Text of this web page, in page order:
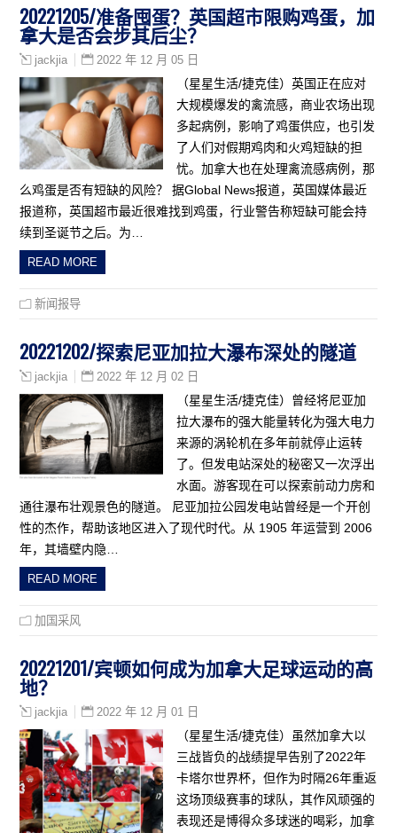
20221205/准备囤蛋？英国超市限购鸡蛋，加
拿大是否会步其后尘？
jackjia 2022 年 12 月 05 日
（星星生活/捷克佳）英国正在应对
大规模爆发的禽流感，商业农场出现
多起病例，影响了鸡蛋供应，也引发
了人们对假期鸡肉和火鸡短缺的担
忧。加拿大也在处理禽流感病例，那
么鸡蛋是否有短缺的风险？ 据Global News报道，英国媒体最近
报道称，英国超市最近很难找到鸡蛋，行业警告称短缺可能会持
续到圣诞节之后。为…
READ MORE
新闻报导
20221202/探索尼亚加拉大瀑布深处的隧道
jackjia 2022 年 12 月 02 日
（星星生活/捷克佳）曾经将尼亚加
拉大瀑布的强大能量转化为强大电力
来源的涡轮机在多年前就停止运转
了。但发电站深处的秘密又一次浮出
水面。游客现在可以探索前动力房和
通往瀑布壮观景色的隧道。 尼亚加拉公园发电站曾经是一个开创
性的杰作，帮助该地区进入了现代时代。从 1905 年运营到 2006
年，其墙壁内隐…
READ MORE
加国采风
20221201/宾顿如何成为加拿大足球运动的高
地？
jackjia 2022 年 12 月 01 日
（星星生活/捷克佳）虽然加拿大以
三战皆负的战绩提早告别了2022年
卡塔尔世界杯，但作为时隔26年重返
这场顶级赛事的球队，其作风顽强的
表现还是博得众多球迷的喝彩，加拿